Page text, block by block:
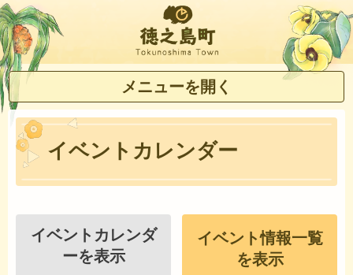
徳之島町
メニューを開く
イベントカレンダー
イベントカレンダ
ーを表示
イベント情報一覧
を表示